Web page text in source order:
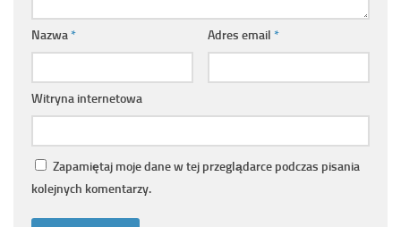
Nazwa* Adres email *
Witryna internetowa
Zapamiętaj moje dane w tej przeglądarce podczas pisania
kolejnych komentarzy.